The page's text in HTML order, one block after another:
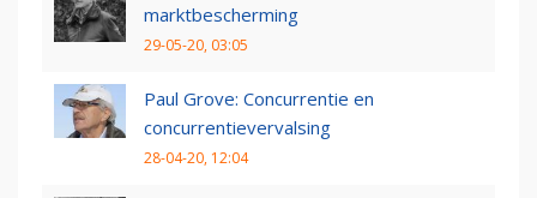
marktbescherming
29-05-20, 03:05
Paul Grove: Concurrentie en
concurrentievervalsing
28-04-20, 12:04